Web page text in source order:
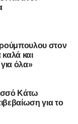
και από ομάδες
S. Maria
την
Σμύρνης.
Σαρωνικού και
Newsγια να
Ελλάδα και τον
στον
και
όλα»
Κάτω
για το